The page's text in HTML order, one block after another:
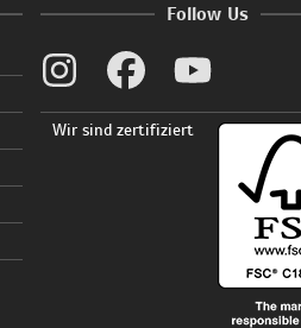
Follow Us
Wir sind zertifiziert